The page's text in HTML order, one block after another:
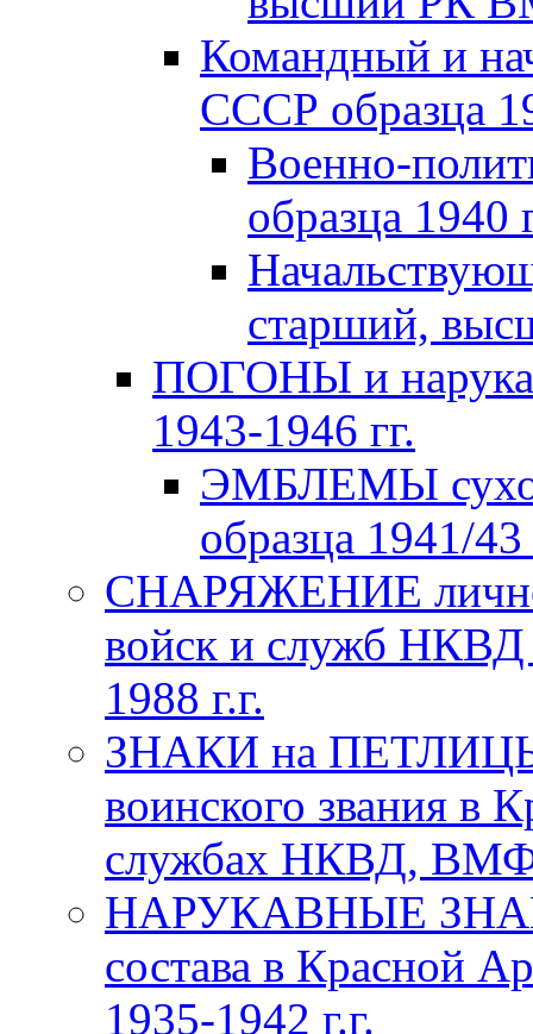
Командный и
СССР образца
Военно-
образца 1940
старший,
ПОГОНЫ и
1943-1946 гг.
ЭМБЛЕМЫ
образца 1941/43
СНАРЯЖЕНИЕ
войск и служб
1988 г.г.
ЗНАКИ на
воинского звания в
службах НКВД, ВМФ
НАРУКАВНЫЕ
состава в Красной
1935-1942 г.г.